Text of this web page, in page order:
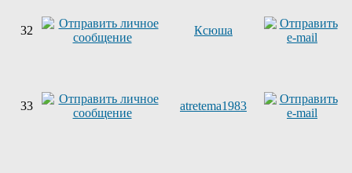
32 Ксюша
33 atretema1983